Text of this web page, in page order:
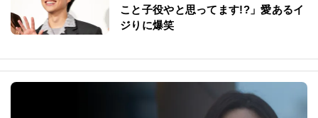
こと子役やと思ってます!?」愛あるイ
ジりに爆笑